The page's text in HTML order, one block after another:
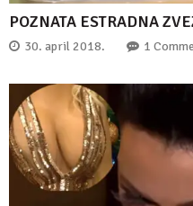
POZNATA ESTRADNA
30. april 2018. 1